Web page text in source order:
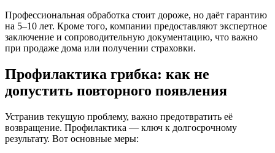
Профессиональная обработка стоит дороже, но даёт гарантию
на 5–10 лет. Кроме того, компании предоставляют экспертное
заключение и сопроводительную документацию, что важно
при продаже дома или получении страховки.
Профилактика грибка: как не
допустить повторного появления
Устранив текущую проблему, важно предотвратить её
возвращение. Профилактика — ключ к долгосрочному
результату. Вот основные меры: